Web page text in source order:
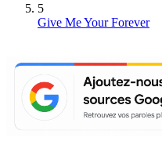
5
Give Me Your Forever